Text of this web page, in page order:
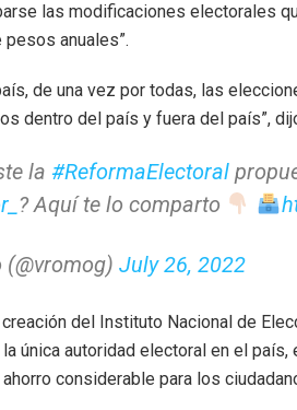
las modificaciones electorales
anuales”.
de una vez por todas, las
dentro del país y fuera del país”,
la #ReformaElectoral
? Aquí te lo comparto
July 26, 2022
del Instituto Nacional de
única autoridad electoral en el
considerable para los